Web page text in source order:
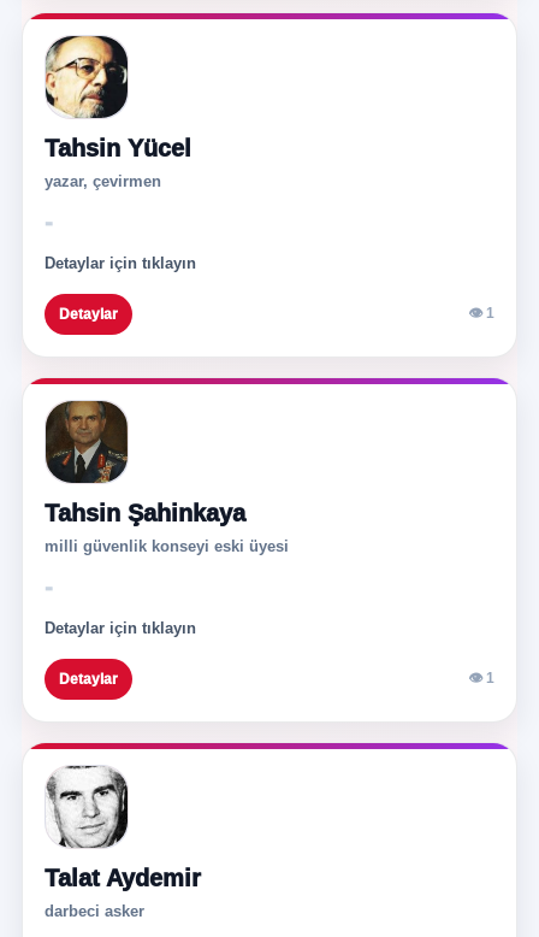
Tahsin Yücel
yazar, çevirmen
-
Detaylar için tıklayın
Detaylar 👁 1
Tahsin Şahinkaya
milli güvenlik konseyi eski üyesi
-
Detaylar için tıklayın
Detaylar 👁 1
Talat Aydemir
darbeci asker